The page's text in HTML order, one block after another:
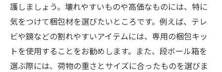
護しましょう。壊れやすいものや高価なものには、特に
気をつけて梱包材を選びたいところです。例えば、テレ
ビや鏡などの割れやすいアイテムには、専用の梱包キッ
トを使用することをお勧めします。また、段ボール箱を
選ぶ際には、荷物の重さとサイズに合ったものを選びま